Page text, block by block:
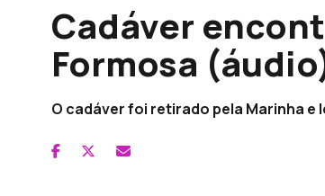
Cadáver
Formosa
O cadáver foi retirado pela Marinha e